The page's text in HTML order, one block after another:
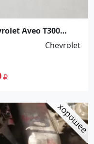
Aveo T300
Chevrolet